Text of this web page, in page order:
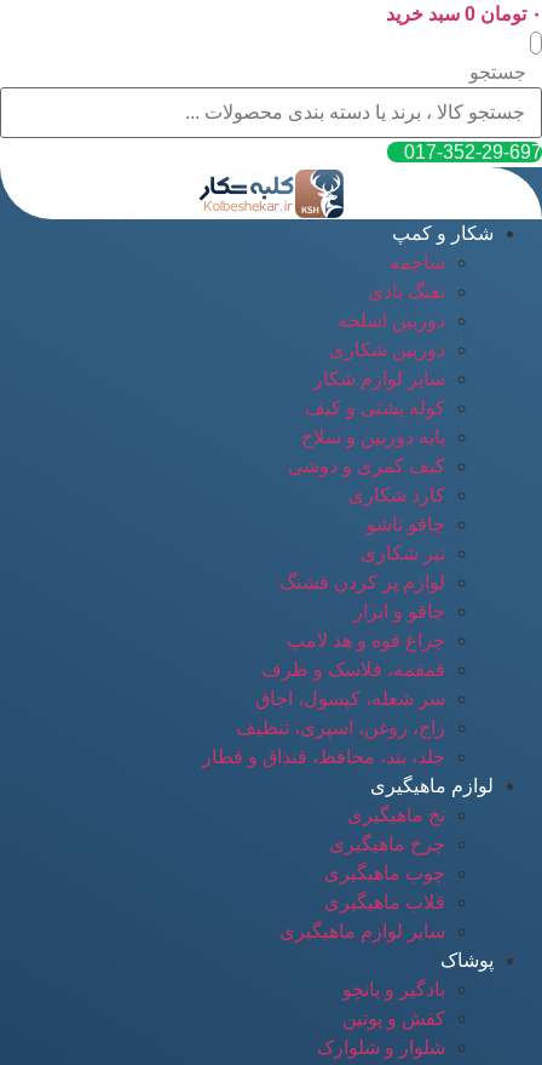
پرش
به
محتوا
۰ تومان 0 سبد خرید
جستجو
017-352-29-697
شکار و کمپ
ساچمه
تفنگ بادی
دوربین اسلحه
دوربین شکاری
سایر لوازم شکار
کوله پشتی و کیف
پایه دوربین و سلاح
کیف کمری و دوشی
کارد شکاری
چاقو تاشو
تبر شکاری
لوازم پر کردن فشنگ
چاقو و ابزار
چراغ قوه و هد لامپ
قمقمه، فلاسک و ظرف
سر شعله، کپسول، اجاق
زاج، روغن، اسپری، تنظیف
جلد، بند، محافظ، قنداق و قطار
لوازم ماهیگیری
نخ ماهیگیری
چرخ ماهیگیری
چوب ماهیگیری
قلاب ماهیگیری
سایر لوازم ماهیگیری
پوشاک
بادگیر و پانچو
کفش و پوتین
شلوار و شلوارک